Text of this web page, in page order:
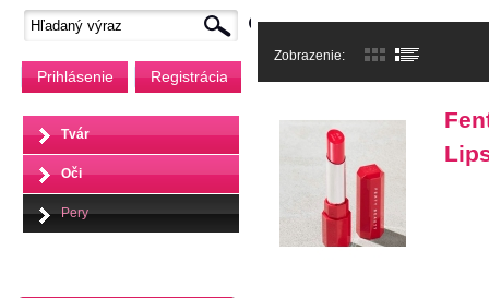
Prihlásenie Registrácia
Tvár
Oči
Pery
Zobrazenie: